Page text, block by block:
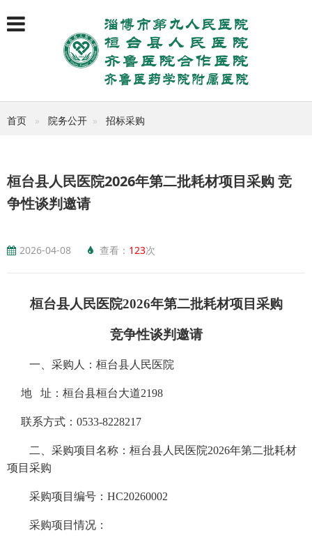
首页 院务公开 招标采购
桓台县人民医院2026年第二批耗材项目采购 竞
争性谈判邀请
2026-04-08 查看： 123次
桓台县人民医院2026年第二批耗材项目采购
竞争性谈判邀请
一、 采购人： 桓台县人民医院
地 址： 桓台县桓台大道2198
联系方式： 0533-8228217
二、 采购项目名称： 桓台县人民医院2026年第二批耗材
项目采购
采购项目编号： HC20260002
采购项目情况：